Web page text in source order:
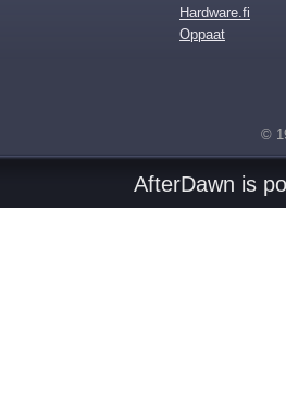
Hardware.fi
Oppaat
©
AfterDawn is